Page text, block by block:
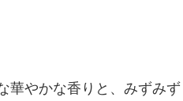
華やかな香りと、みずみ